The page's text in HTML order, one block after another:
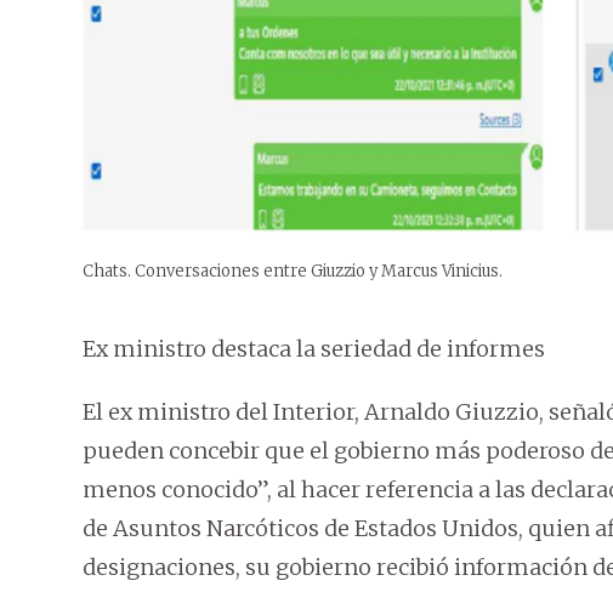
Chats. Conversaciones entre Giuzzio y Marcus Vinicius.
Ex ministro destaca la seriedad de informes
El ex ministro del Interior, Arnaldo Giuzzio,
pueden concebir que el gobierno más poderoso
menos conocido”, al hacer referencia a las
de Asuntos Narcóticos de Estados Unidos, quien
designaciones, su gobierno recibió información